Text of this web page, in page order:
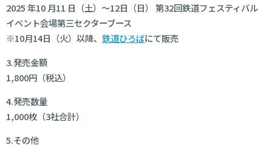
2025 年10 月11 日（土）～12日（日） 第32回鉄道フェスティバル
イベント会場第三セクターブース
※10月14日（火）以降、 鉄道ひろばにて販売
3.発売金額
1,800円（税込）
4.発売数量
1,000枚（3社合計）
5.その他